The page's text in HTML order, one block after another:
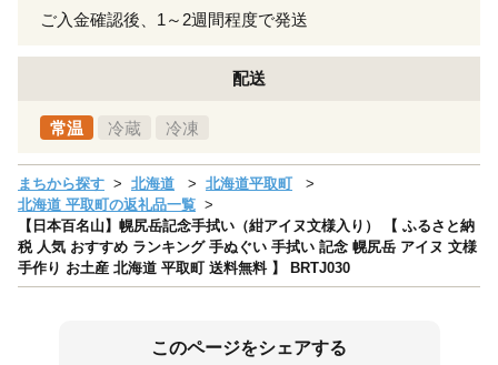
ご入金確認後、1～2週間程度で発送
配送
常温 冷蔵 冷凍
まちから探す 北海道
北海道平取町
北海道 平取町の返礼品一覧
【日本百名山】幌尻岳記念手拭い（紺アイヌ文様入り） 【 ふるさと納
税 人気 おすすめ ランキング 手ぬぐい 手拭い 記念 幌尻岳 アイヌ 文様
手作り お土産 北海道 平取町 送料無料 】 BRTJ030
このページをシェアする